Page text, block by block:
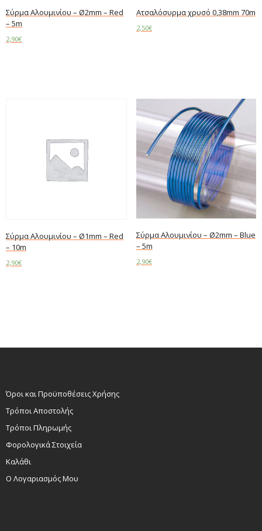
Σύρμα Αλουμινίου – Ø2mm – Red
– 5m
2,90€
Ατσαλόσυρμα χρυσό 0,38mm 70m
2,50€
Σύρμα Αλουμινίου – Ø1mm – Red
– 10m
2,90€
Σύρμα Αλουμινίου – Ø2mm – Blue
– 5m
2,90€
Όροι και Προϋποθέσεις Χρήσης
Τρόποι Αποστολής
Τρόποι Πληρωμής
Φορολογικά Στοιχεία
Καλάθι
Ο Λογαριασμός Μου